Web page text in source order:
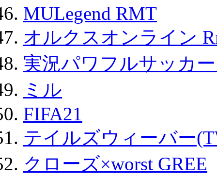
MULegend RMT
オルクスオンライン
実況パワフルサッカ
ミル
FIFA21
テイルズウィーバー
クローズ×worst GREE